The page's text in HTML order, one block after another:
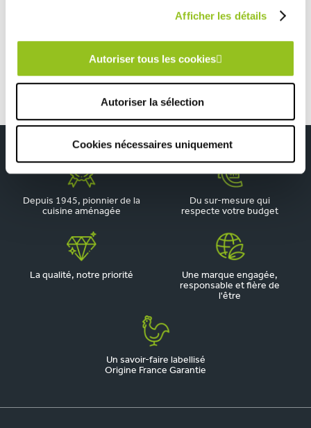
Afficher les détails
Autoriser tous les cookies
Autoriser la sélection
Cookies nécessaires uniquement
Cuisine style scandinave fonctionnelle bleu et bois
Depuis 1945, pionnier de la
cuisine aménagée
Du sur-mesure qui
respecte votre budget
La qualité, notre priorité
Une marque engagée,
responsable et fière de
l'être
Un savoir-faire labellisé
Origine France Garantie